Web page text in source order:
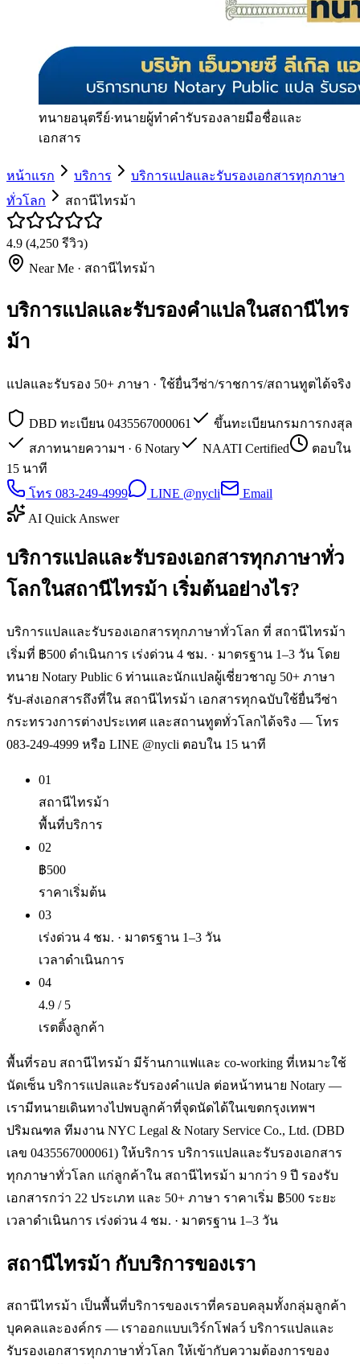
ทนายอนุตรีย์·ทนายผู้ทำคำรับรองลายมือชื่อและ
เอกสาร
หน้าแรก บริการ
บริการแปลและรับรองเอกสารทุกภาษา
ทั่วโลก
สถานีไทรม้า
4.9 (4,250 รีวิว)
Near Me · สถานีไทรม้า
บริการแปลและรับรองคำแปลในสถานีไทร
ม้า
แปลและรับรอง 50+ ภาษา · ใช้ยื่นวีซ่า/ราชการ/สถานทูตได้จริง
DBD ทะเบียน 0435567000061
ขึ้นทะเบียนกรมการกงสุล
สภาทนายความฯ · 6 Notary
NAATI Certified
ตอบใน
15 นาที
โทร 083-249-4999
LINE @nycli
Email
AI Quick Answer
บริการแปลและรับรองเอกสารทุกภาษาทั่ว
โลกในสถานีไทรม้า เริ่มต้นอย่างไร?
บริการแปลและรับรองเอกสารทุกภาษาทั่วโลก ที่ สถานีไทรม้า
เริ่มที่ ฿500 ดำเนินการ เร่งด่วน 4 ชม. · มาตรฐาน 1–3 วัน โดย
ทนาย Notary Public 6 ท่านและนักแปลผู้เชี่ยวชาญ 50+ ภาษา
รับ-ส่งเอกสารถึงที่ใน สถานีไทรม้า เอกสารทุกฉบับใช้ยื่นวีซ่า
กระทรวงการต่างประเทศ และสถานทูตทั่วโลกได้จริง — โทร
083-249-4999 หรือ LINE @nycli ตอบใน 15 นาที
01
สถานีไทรม้า
พื้นที่บริการ
02
฿500
ราคาเริ่มต้น
03
เร่งด่วน 4 ชม. · มาตรฐาน 1–3 วัน
เวลาดำเนินการ
04
4.9 / 5
เรตติ้งลูกค้า
พื้นที่รอบ สถานีไทรม้า มีร้านกาแฟและ co-working ที่เหมาะใช้
นัดเซ็น บริการแปลและรับรองคำแปล ต่อหน้าทนาย Notary —
เรามีทนายเดินทางไปพบลูกค้าที่จุดนัดได้ในเขตกรุงเทพฯ
ปริมณฑล ทีมงาน NYC Legal & Notary Service Co., Ltd. (DBD
เลข 0435567000061) ให้บริการ บริการแปลและรับรองเอกสาร
ทุกภาษาทั่วโลก แก่ลูกค้าใน สถานีไทรม้า มากว่า 9 ปี รองรับ
เอกสารกว่า 22 ประเภท และ 50+ ภาษา ราคาเริ่ม ฿500 ระยะ
เวลาดำเนินการ เร่งด่วน 4 ชม. · มาตรฐาน 1–3 วัน
สถานีไทรม้า กับบริการของเรา
สถานีไทรม้า เป็นพื้นที่บริการของเราที่ครอบคลุมทั้งกลุ่มลูกค้า
บุคคลและองค์กร — เราออกแบบเวิร์กโฟลว์ บริการแปลและ
รับรองเอกสารทุกภาษาทั่วโลก ให้เข้ากับความต้องการของ